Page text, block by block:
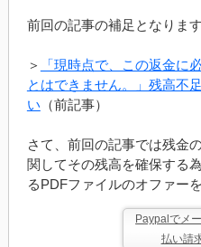
前回の記事の補足となりま
＞
「現時点で、この返金に
とはできません。」残高不
い （前記事）
さて、前回の記事では残金
関してその残高を確保する
るPDFファイルのオファーを
Paypalでメ
払い請